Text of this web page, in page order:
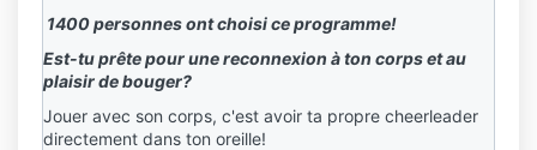
1400 personnes ont choisi ce programme!
Est-tu prête pour une reconnexion à ton corps et au
plaisir de bouger?
Jouer avec son corps, c'est avoir ta propre cheerleader
directement dans ton oreille!